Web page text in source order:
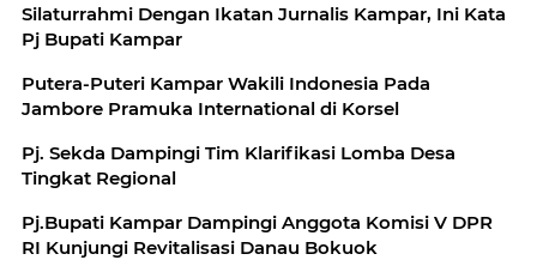
Silaturrahmi Dengan Ikatan Jurnalis Kampar, Ini Kata
Pj Bupati Kampar
Putera-Puteri Kampar Wakili Indonesia Pada
Jambore Pramuka International di Korsel
Pj. Sekda Dampingi Tim Klarifikasi Lomba Desa
Tingkat Regional
Pj.Bupati Kampar Dampingi Anggota Komisi V DPR
RI Kunjungi Revitalisasi Danau Bokuok